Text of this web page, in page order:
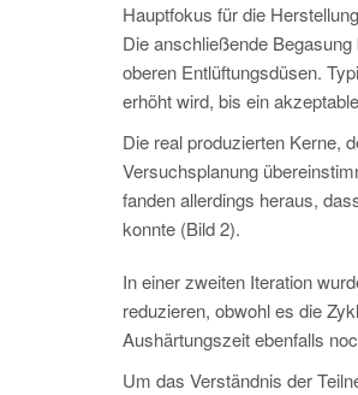
Hauptfokus für die
Die anschließende
oberen Entlüftungsdüsen.
erhöht wird, bis ein
Die real produzierten Kerne,
Versuchsplanung
fanden allerdings heraus,
konnte (Bild 2).
In einer zweiten Iteration
reduzieren, obwohl es die
Aushärtungszeit ebenfalls
Um das Verständnis der